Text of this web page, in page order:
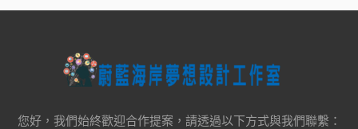
您好，我們始終歡迎合作提案，請透過以下方式與我們聯繫：